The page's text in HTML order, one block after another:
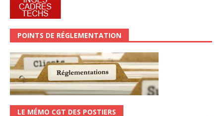
POINTS DE RÉGLEMENTATION
LE MÉMO CGT DES POSTIERS